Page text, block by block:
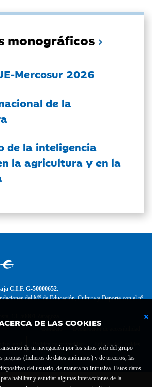
DE LAS COOKIES
de tu navegación por los sitios web del grupo
propias (ficheros de datos anónimos) y de terceros, las
del usuario, de manera no intrusiva. Estos datos
habilitar y estudiar algunas interacciones de la
monográficos
Mercosur 2026
de la
de la inteligencia
la agricultura y en la
C.I.F. G-50000652.
del Mº de Educación, Cultura y Deporte con el nº
legal Política de privacidad Política de Cookies